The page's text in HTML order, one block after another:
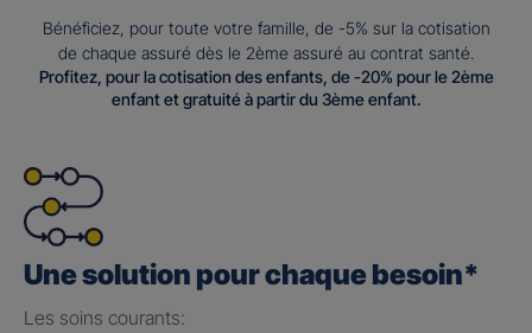
Bénéficiez, pour toute votre famille, de -5% sur la cotisation
de chaque assuré dès le 2ème assuré au contrat santé.
Profitez, pour la cotisation des enfants, de -20% pour le 2ème
enfant et gratuité à partir du 3ème enfant.
Une solution pour chaque besoin*
Les soins courants: ​